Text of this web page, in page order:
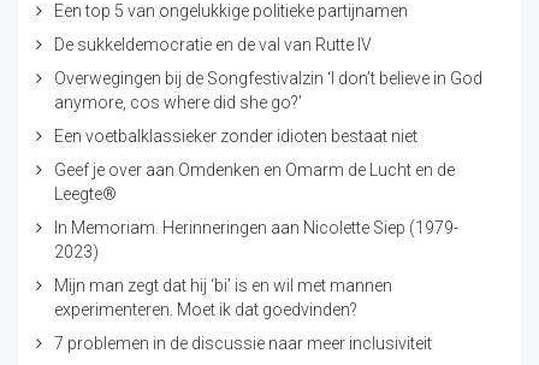
Een top 5 van ongelukkige politieke partijnamen
De sukkeldemocratie en de val van Rutte IV
Overwegingen bij de Songfestivalzin ‘I don’t believe in God
anymore, cos where did she go?’
Een voetbalklassieker zonder idioten bestaat niet
Geef je over aan Omdenken en Omarm de Lucht en de
Leegte®
In Memoriam. Herinneringen aan Nicolette Siep (1979-
2023)
Mijn man zegt dat hij ‘bi’ is en wil met mannen
experimenteren. Moet ik dat goedvinden?
7 problemen in de discussie naar meer inclusiviteit